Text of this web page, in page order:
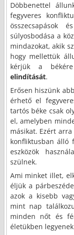
Döbbenettel
fegyveres
összecsapások
súlyosbodása a
mindazokat, akik
hogy mellettük
kérjük a
elindítását.
Erősen hiszünk
érhető el
tartós béke csak
el, amelyben
másikat. Ezért
konfliktusban álló
eszközök
szülnek.
Ami minket illet,
éljük a
azok a kisebb
mint nap
minden nőt és
életükben